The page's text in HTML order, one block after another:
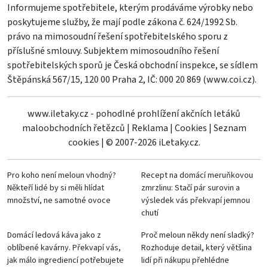
Informujeme spotřebitele, kterým prodáváme výrobky nebo
poskytujeme služby, že mají podle zákona č. 624/1992 Sb.
právo na mimosoudní řešení spotřebitelského sporu z
příslušné smlouvy. Subjektem mimosoudního řešení
spotřebitelských sporů je Česká obchodní inspekce, se sídlem
Štěpánská 567/15, 120 00 Praha 2, IČ: 000 20 869 (www.coi.cz).
www.iletaky.cz - pohodlné prohlížení akčních letáků
maloobchodních řetězců | Reklama | Cookies | Seznam
cookies | © 2007-2026 iLetaky.cz.
Pro koho není meloun vhodný?
Někteří lidé by si měli hlídat
množství, ne samotné ovoce
Recept na domácí meruňkovou
zmrzlinu: Stačí pár surovin a
výsledek vás překvapí jemnou
chutí
Domácí ledová káva jako z
oblíbené kavárny. Překvapí vás,
jak málo ingrediencí potřebujete
Proč meloun někdy není sladký?
Rozhoduje detail, který většina
lidí při nákupu přehlédne